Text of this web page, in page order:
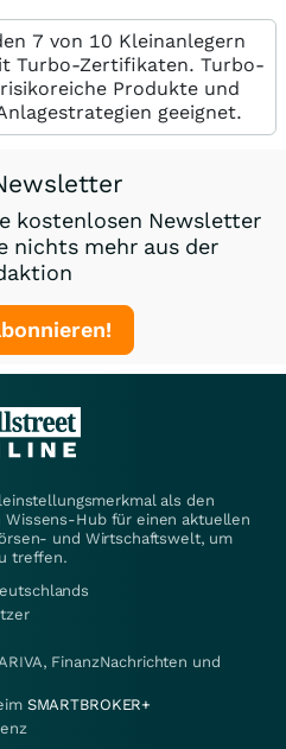
7 von 10 Kleinanlegern
Turbo-Zertifikaten. Turbo-
Produkte und
geeignet.
kostenlosen Newsletter
nichts mehr aus der
als den
Wissens-Hub für einen aktuellen
und Wirtschaftswelt, um
treffen.
FinanzNachrichten und
SMARTBROKER+